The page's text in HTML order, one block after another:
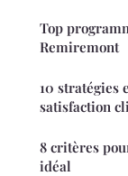
Top
Remiremont
10 stratégies
satisfaction
8 critères
idéal